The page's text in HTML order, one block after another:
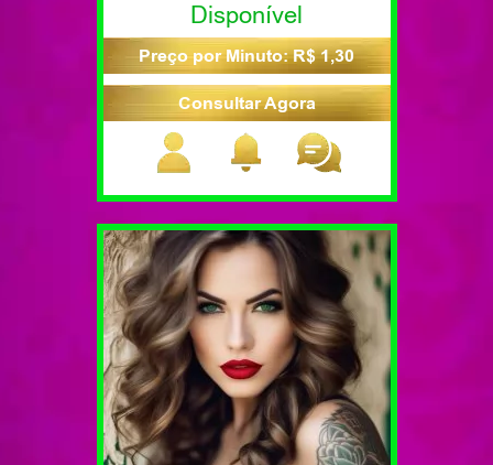
Disponível
Preço por Minuto: R$ 1,30
Consultar Agora